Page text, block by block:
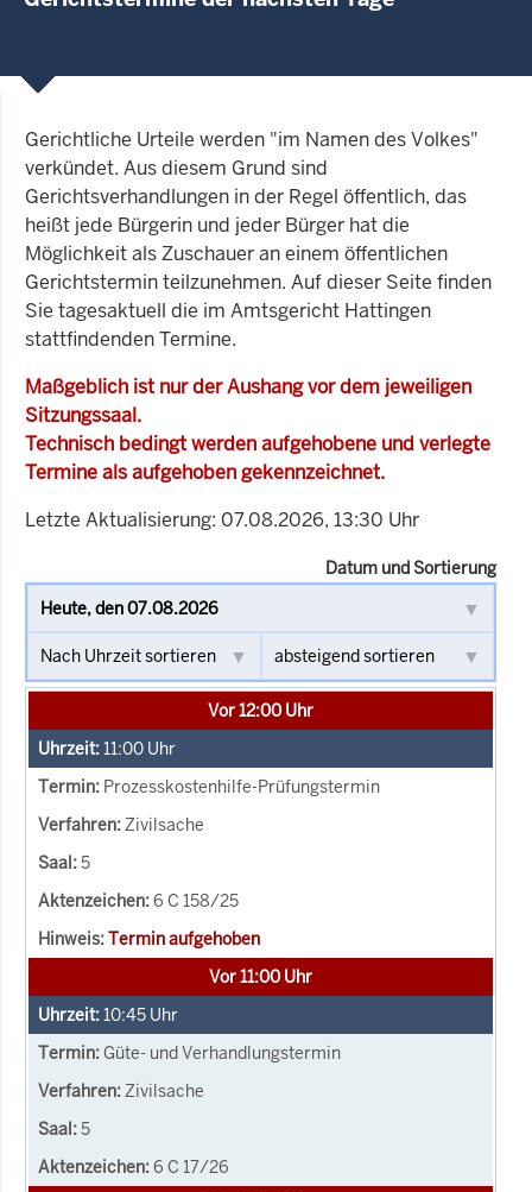
Gerichtliche Urteile werden "im Namen des Volkes"
verkündet. Aus diesem Grund sind
Gerichtsverhandlungen in der Regel öffentlich, das
heißt jede Bürgerin und jeder Bürger hat die
Möglichkeit als Zuschauer an einem öffentlichen
Gerichtstermin teilzunehmen. Auf dieser Seite finden
Sie tagesaktuell die im Amtsgericht Hattingen
stattfindenden Termine.
Maßgeblich ist nur der Aushang vor dem jeweiligen
Sitzungssaal.
Technisch bedingt werden aufgehobene und verlegte
Termine als aufgehoben gekennzeichnet.
Letzte Aktualisierung: 07.08.2026, 13:30 Uhr
Datum und Sortierung
Vor 12:00 Uhr
11:00 Uhr
Prozesskostenhilfe-Prüfungstermin
Zivilsache
5
6 C 158/25
Termin aufgehoben
Vor 11:00 Uhr
10:45 Uhr
Güte- und Verhandlungstermin
Zivilsache
5
6 C 17/26